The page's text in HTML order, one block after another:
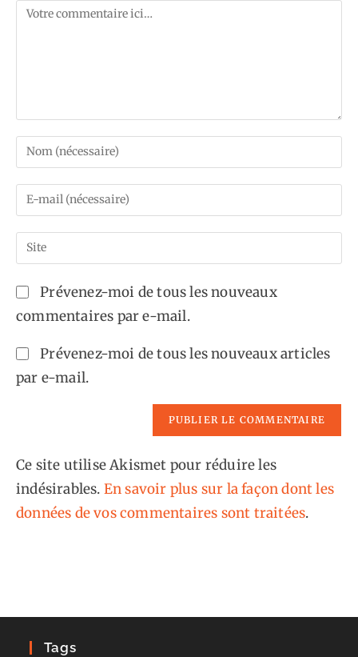
Comment
Enter
your
name
or
comment
Enter
your
email
address
comment
Saisir
l’URL
votre
site
Prévenez-moi de tous les nouveaux
commentaires par e-mail.
Prévenez-moi de tous les nouveaux articles
par e-mail.
Ce site utilise Akismet pour réduire les
indésirables. En savoir plus sur la façon dont les
données de vos commentaires sont traitées.
Tags